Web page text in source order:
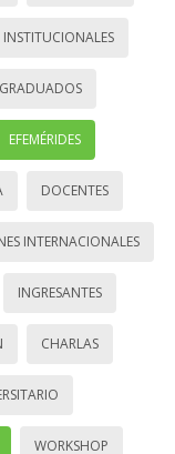
INSTITUCIONALES
GRADUADOS
EFEMÉRIDES
DOCENTES
INTERNACIONALES
INGRESANTES
CHARLAS
WORKSHOP